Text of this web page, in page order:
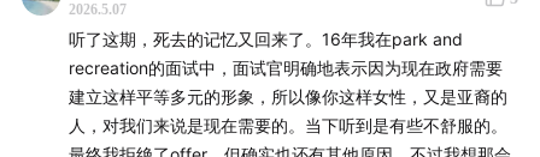
📕小红书：城市传说 Urban Myths
《美国城市传说》系列节目
00 系列预告
2026.5.07
听了这期，死去的记忆又回来了。16年我在park and
recreation的面试中，面试官明确地表示因为现在政府需要
建立这样平等多元的形象，所以像你这样女性，又是亚裔的
人，对我们来说是现在需要的。当下听到是有些不舒服的。